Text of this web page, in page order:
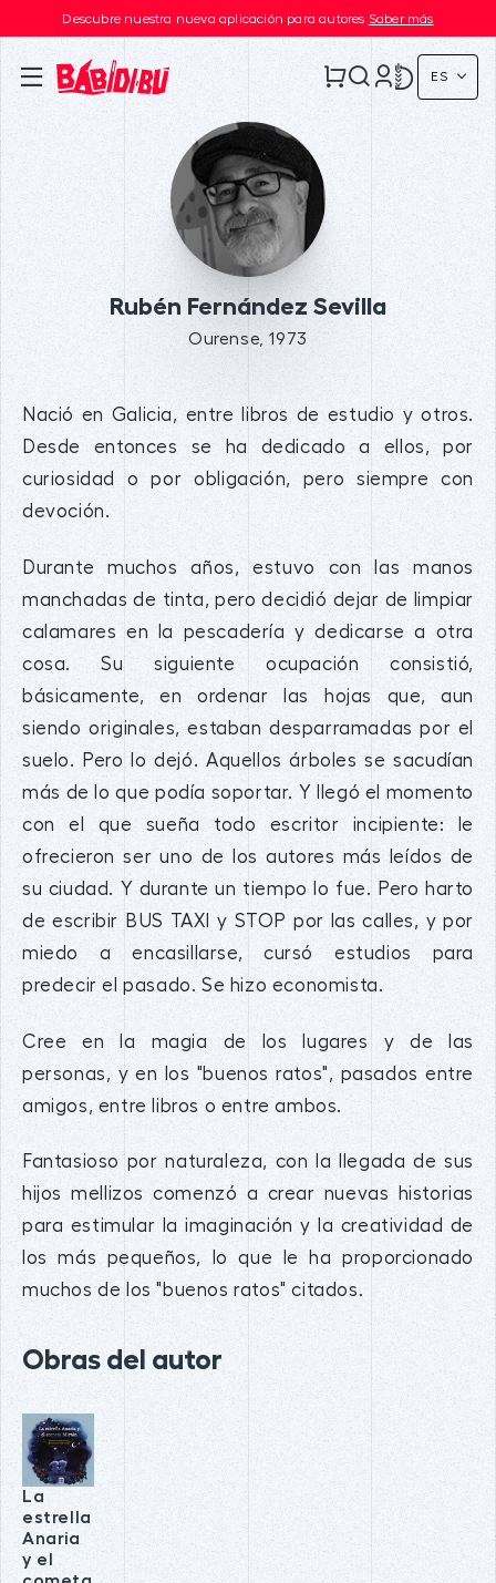
Descubre nuestra nueva aplicación para autores Saber más
ES
Rubén Fernández Sevilla
Ourense, 1973
Nació en Galicia, entre libros de estudio y otros.
Desde entonces se ha dedicado a ellos, por
curiosidad o por obligación, pero siempre con
devoción.
Durante muchos años, estuvo con las manos
manchadas de tinta, pero decidió dejar de limpiar
calamares en la pescadería y dedicarse a otra
cosa. Su siguiente ocupación consistió,
básicamente, en ordenar las hojas que, aun
siendo originales, estaban desparramadas por el
suelo. Pero lo dejó. Aquellos árboles se sacudían
más de lo que podía soportar. Y llegó el momento
con el que sueña todo escritor incipiente: le
ofrecieron ser uno de los autores más leídos de
su ciudad. Y durante un tiempo lo fue. Pero harto
de escribir BUS TAXI y STOP por las calles, y por
miedo a encasillarse, cursó estudios para
predecir el pasado. Se hizo economista.
Cree en la magia de los lugares y de las
personas, y en los "buenos ratos", pasados entre
amigos, entre libros o entre ambos.
Fantasioso por naturaleza, con la llegada de sus
hijos mellizos comenzó a crear nuevas historias
para estimular la imaginación y la creatividad de
los más pequeños, lo que le ha proporcionado
muchos de los "buenos ratos" citados.
Obras del autor
La
estrella
Anaria
y el